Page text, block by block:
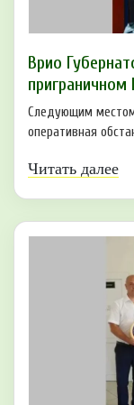
Врио
приграничном
Следующим местом
оперативная
Читать далее